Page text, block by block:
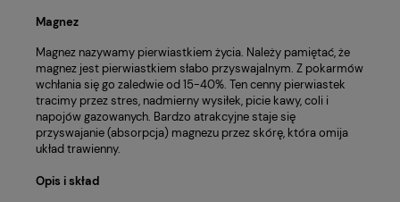
Magnez
Magnez nazywamy pierwiastkiem życia. Należy pamiętać, że
magnez jest pierwiastkiem słabo przyswajalnym. Z pokarmów
wchłania się go zaledwie od 15-40%. Ten cenny pierwiastek
tracimy przez stres, nadmierny wysiłek, picie kawy, coli i
napojów gazowanych. Bardzo atrakcyjne staje się
przyswajanie (absorpcja) magnezu przez skórę, która omija
układ trawienny.
Opis i skład